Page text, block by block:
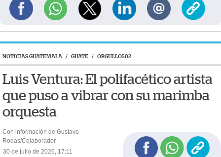
NOTICIAS GUATEMALA / GUATE / ORGULLO502
Luis Ventura: El polifacético artista
que puso a vibrar con su marimba
orquesta
Con información de Gustavo
Rodas/Colaborador
30 de julio de 2026, 17:11